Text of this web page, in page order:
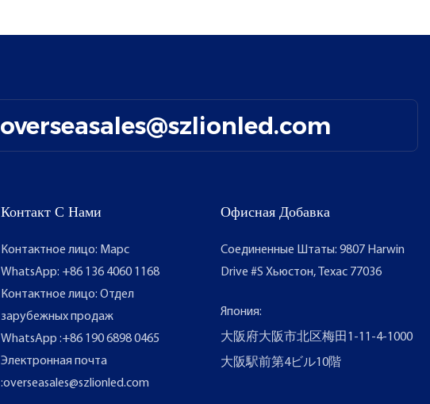
overseasales@szlionled.com
Контакт С Нами
Контактное лицо: Марс
WhatsApp: +86 136 4060 1168
Контактное лицо: Отдел
зарубежных продаж
WhatsApp:+86 190 6898 0465
Электронная почта
:overseasales@szlionled.com
Офисная Добавка
Соединенные Штаты: 9807 Harwin
Drive #S Хьюстон, Техас 77036
Япония:
大阪府大阪市北区梅田1-11-4-1000
大阪駅前第4ビル10階